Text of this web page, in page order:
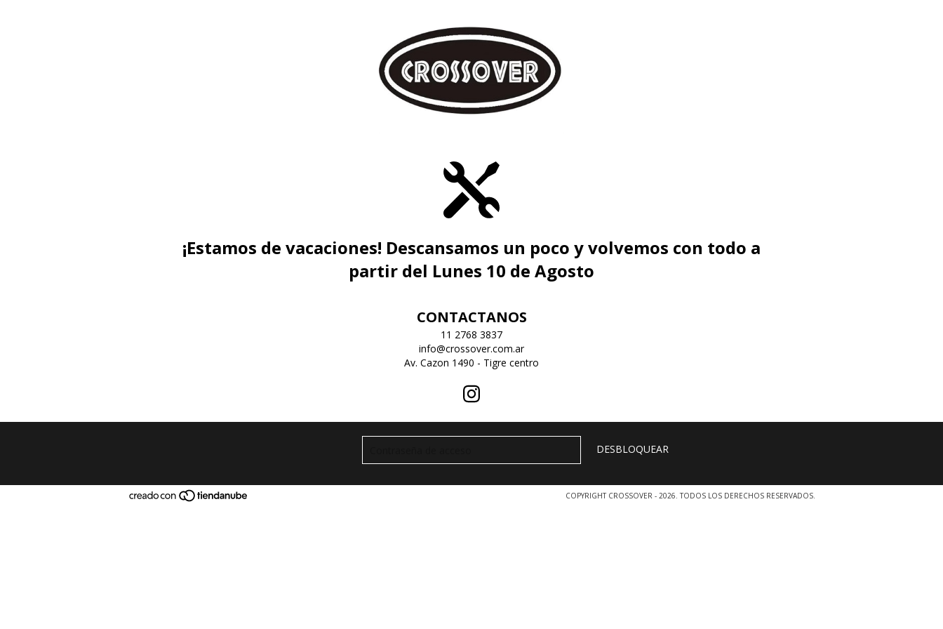
¡Estamos de vacaciones! Descansamos un poco y volvemos con todo a
partir del Lunes 10 de Agosto
CONTACTANOS
11 2768 3837
info@crossover.com.ar
Av. Cazon 1490 - Tigre centro
COPYRIGHT CROSSOVER - 2026. TODOS LOS DERECHOS RESERVADOS.